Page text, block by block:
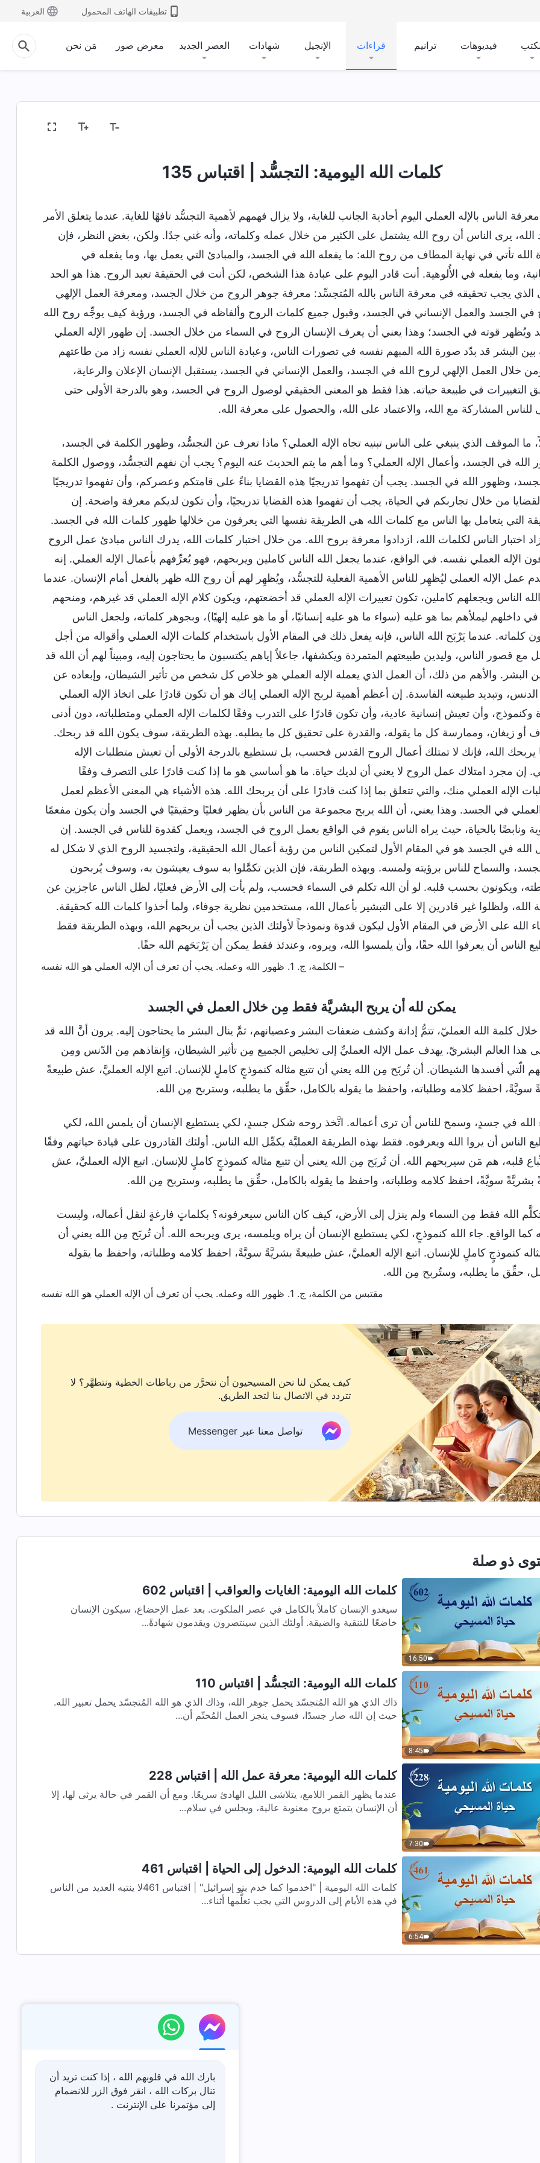
تطبيقات الهاتف المحمول العربية
فيديوهات ترانيم قراءات الإنجيل شهادات العصر الجديد معرض صور مَن نحن
كلمات الله اليومية: التجسُّد | اقتباس 135
الناس بالإله العملي اليوم أحادية الجانب للغاية، ولا يزال فهمهم لأهمية التجسُّد تافهًا للغاية. عندما يتعلق الأمر
يرى الناس أن روح الله يشتمل على الكثير من خلال عمله وكلماته، وأنه غني جدًا. ولكن، بغض النظر، فإن
الله تأتي في نهاية المطاف من روح الله: ما يفعله الله في الجسد، والمبادئ التي يعمل بها، وما يفعله في
وما يفعله في الأُلوهية. أنت قادر اليوم على عبادة هذا الشخص، لكن أنت في الحقيقة تعبد الروح. هذا هو الحد
الذي يجب تحقيقه في معرفة الناس بالله المُتجسِّد: معرفة جوهر الروح من خلال الجسد، ومعرفة العمل الإلهي
في الجسد والعمل الإنساني في الجسد، وقبول جميع كلمات الروح وألفاظه في الجسد، ورؤية كيف يوجِّه روح الله
ويُظهر قوته في الجسد؛ وهذا يعني أن يعرف الإنسان الروح في السماء من خلال الجسد. إن ظهور الإله العملي
البشر قد بدّد صورة الله المبهم نفسه في تصورات الناس، وعبادة الناس للإله العملي نفسه زاد من طاعتهم
خلال العمل الإلهي لروح الله في الجسد، والعمل الإنساني في الجسد، يستقبل الإنسان الإعلان والرعاية،
التغييرات في طبيعة حياته. هذا فقط هو المعنى الحقيقي لوصول الروح في الجسد، وهو بالدرجة الأولى حتى
للناس المشاركة مع الله، والاعتماد على الله، والحصول على معرفة الله.
ما الموقف الذي ينبغي على الناس تبنيه تجاه الإله العملي؟ ماذا تعرف عن التجسُّد، وظهور الكلمة في الجسد،
الله في الجسد، وأعمال الإله العملي؟ وما أهم ما يتم الحديث عنه اليوم؟ يجب أن نفهم التجسُّد، ووصول الكلمة
وظهور الله في الجسد. يجب أن تفهموا تدريجيًا هذه القضايا بناءً على قامتكم وعصركم، وأن تفهموا تدريجيًا
من خلال تجاربكم في الحياة، يجب أن تفهموا هذه القضايا تدريجيًا، وأن تكون لديكم معرفة واضحة. إن
التي يتعامل بها الناس مع كلمات الله هي الطريقة نفسها التي يعرفون من خلالها ظهور كلمات الله في الجسد.
اختبار الناس لكلمات الله، ازدادوا معرفة بروح الله. من خلال اختبار كلمات الله، يدرك الناس مبادئ عمل الروح
الإله العملي نفسه. في الواقع، عندما يجعل الله الناس كاملين ويربحهم، فهو يُعرِّفهم بأعمال الإله العملي. إنه
عمل الإله العملي ليُظهِر للناس الأهمية الفعلية للتجسُّد، ويُظهِر لهم أن روح الله ظهر بالفعل أمام الإنسان. عندما
الناس ويجعلهم كاملين، تكون تعبيرات الإله العملي قد أخضعتهم، ويكون كلام الإله العملي قد غيرهم، ومنحهم
في داخلهم ليملأهم بما هو عليه (سواء ما هو عليه إنسانيًا، أو ما هو عليه إلهيًا)، وبجوهر كلماته، ولجعل الناس
كلماته. عندما يَرْبَح الله الناس، فإنه يفعل ذلك في المقام الأول باستخدام كلمات الإله العملي وأقواله من أجل
مع قصور الناس، وليدين طبيعتهم المتمردة ويكشفها، جاعلاً إياهم يكتسبون ما يحتاجون إليه، ومبيناً لهم أن الله قد
البشر. والأهم من ذلك، أن العمل الذي يعمله الإله العملي هو خلاص كل شخص من تأثير الشيطان، وإبعاده عن
وتبديد طبيعته الفاسدة. إن أعظم أهمية لربح الإله العملي إياك هو أن تكون قادرًا على اتخاذ الإله العملي
وكنموذج، وأن تعيش إنسانية عادية، وأن تكون قادرًا على التدرب وفقًا لكلمات الإله العملي ومتطلباته، دون أدنى
أو زيغان، وممارسة كل ما يقوله، والقدرة على تحقيق كل ما يطلبه. بهذه الطريقة، سوف يكون الله قد ربحك.
يربحك الله، فإنك لا تمتلك أعمال الروح القدس فحسب، بل تستطيع بالدرجة الأولى أن تعيش متطلبات الإله
إن مجرد امتلاك عمل الروح لا يعني أن لديك حياة. ما هو أساسي هو ما إذا كنت قادرًا على التصرف وفقًا
الإله العملي منك، والتي تتعلق بما إذا كنت قادرًا على أن يربحك الله. هذه الأشياء هي المعنى الأعظم لعمل
العملي في الجسد. وهذا يعني، أن الله يربح مجموعة من الناس بأن يظهر فعليًا وحقيقيًا في الجسد وأن يكون مفعمًا
ونابضًا بالحياة، حيث يراه الناس يقوم في الواقع بعمل الروح في الجسد، ويعمل كقدوة للناس في الجسد. إن
في الجسد هو في المقام الأول لتمكين الناس من رؤية أعمال الله الحقيقية، ولتجسيد الروح الذي لا شكل له
والسماح للناس برؤيته ولمسه. وبهذه الطريقة، فإن الذين تكمَّلوا به سوف يعيشون به، وسوف يُربحون
ويكونون بحسب قلبه. لو أن الله تكلم في السماء فحسب، ولم يأت إلى الأرض فعليًا، لظل الناس عاجزين عن
الله، ولظلوا غير قادرين إلا على التبشير بأعمال الله، مستخدمين نظرية جوفاء، ولما أخذوا كلمات الله كحقيقة.
الله على الأرض في المقام الأول ليكون قدوة ونموذجاً لأولئك الذين يجب أن يربحهم الله، وبهذه الطريقة فقط
الناس أن يعرفوا الله حقًا، وأن يلمسوا الله، ويروه، وعندئذ فقط يمكن أن يَرْبَحَهم الله حقًا.
– الكلمة، ج. 1. ظهور الله وعمله. يجب أن تعرف أن الإله العملي هو الله نفسه
يمكن لله أن يربح البشريَّة فقط مِن خلال العمل في الجسد
خلال كلمة الله العمليّ، تتمُّ إدانة وكشف ضعفات البشر وعصيانهم، ثمَّ ينال البشر ما يحتاجون إليه. يرون أنَّ الله قد
هذا العالم البشريّ. يهدف عمل الإله العمليِّ إلى تخليص الجميع مِن تأثير الشيطان، وَإِنقاذهم مِن الدّنس ومِن
الّتي أفسدها الشيطان. أن تُربَح مِن الله يعني أن تتبع مثاله كنموذجٍ كاملٍ للإنسان. اتبع الإله العمليَّ، عش طبيعةً
سويَّةً، احفظ كلامه وطلباته، واحفظ ما يقوله بالكامل، حقِّق ما يطلبه، وستربح مِن الله.
الله في جسدٍ، وسمح للناس أن ترى أعماله. اتَّخذ روحه شكل جسدٍ، لكي يستطيع الإنسان أن يلمس الله، لكي
الناس أن يروا الله ويعرفوه. فقط بهذه الطريقة العمليَّة يكمِّل الله الناس. أولئك القادرون على قيادة حياتهم وفقًا
قلبه، هم مَن سيربحهم الله. أن تُربَح مِن الله يعني أن تتبع مثاله كنموذجٍ كاملٍ للإنسان. اتبع الإله العمليَّ، عش
بشريَّةً سويَّةً، احفظ كلامه وطلباته، واحفظ ما يقوله بالكامل، حقِّق ما يطلبه، وستربح مِن الله.
تكلَّم الله فقط مِن السماء ولم ينزل إلى الأرض، كيف كان الناس سيعرفونه؟ بكلماتٍ فارغةٍ لنقل أعماله، وليست
كما الواقع. جاء الله كنموذجٍ، لكي يستطيع الإنسان أن يراه ويلمسه، يرى ويربحه الله. أن تُربَح مِن الله يعني أن
كنموذجٍ كاملٍ للإنسان. اتبع الإله العمليَّ، عش طبيعةً بشريَّةً سويَّةً، احفظ كلامه وطلباته، واحفظ ما يقوله
حقِّق ما يطلبه، وستُربح مِن الله.
مقتبس من الكلمة، ج. 1. ظهور الله وعمله. يجب أن تعرف أن الإله العملي هو الله نفسه
كيف يمكن لنا نحن المسيحيون أن نتحرَّر من رباطات الخطية ونتطهَّر؟ لا
تتردد في الاتصال بنا لتجد الطريق.
تواصل معنا عبر Messenger
ذو صلة
16:50
كلمات الله اليومية: الغايات والعواقب | اقتباس 602
سيغدو الإنسان كاملاً بالكامل في عصر الملكوت. بعد عمل الإخضاع، سيكون الإنسان
خاضعًا للتنقية والضيقة. أولئك الذين سينتصرون ويقدمون شهادةً...
8:45
كلمات الله اليومية: التجسُّد | اقتباس 110
ذاك الذي هو الله المُتجسّد يحمل جوهر الله، وذاك الذي هو الله المُتجسّد يحمل تعبير الله.
حيث إن الله صار جسدًا، فسوف ينجز العمل المُحتّم أن...
7:30
كلمات الله اليومية: معرفة عمل الله | اقتباس 228
عندما يظهر القمر اللامع، يتلاشى الليل الهادئ سريعًا. ومع أن القمر في حالة يرثى لها، إلا
أن الإنسان يتمتع بروح معنوية عالية، ويجلس في سلام...
6:54
كلمات الله اليومية: الدخول إلى الحياة | اقتباس 461
كلمات الله اليومية | "اخدموا كما خدم بنو إسرائيل" | اقتباس 461لا ينتبه العديد من الناس
في هذه الأيام إلى الدروس التي يجب تعلُّمها أثناء...
بارك الله في قلوبهم الله ، إذا كنت تريد أن
تنال بركات الله ، انقر فوق الزر للانضمام
إلى مؤتمرنا على الإنترنت .